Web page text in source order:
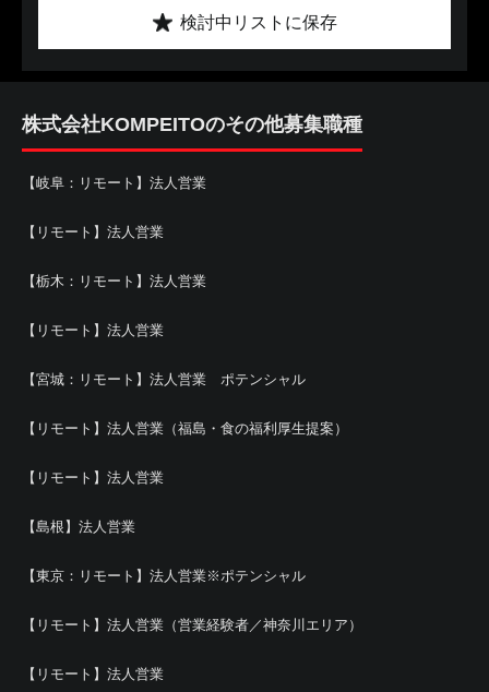
検討中リストに保存
株式会社KOMPEITOのその他募集職種
【岐阜：リモート】法人営業
【リモート】法人営業
【栃木：リモート】法人営業
【リモート】法人営業
【宮城：リモート】法人営業 ポテンシャル
【リモート】法人営業（福島・食の福利厚生提案）
【リモート】法人営業
【島根】法人営業
【東京：リモート】法人営業※ポテンシャル
【リモート】法人営業（営業経験者／神奈川エリア）
【リモート】法人営業